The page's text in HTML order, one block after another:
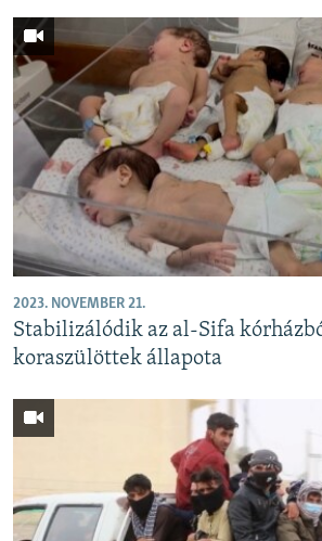
2023. NOVEMBER 21.
Stabilizálódik az al-Sifa
koraszülöttek állapota